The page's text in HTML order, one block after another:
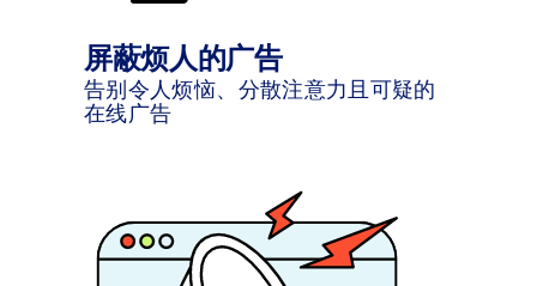
屏蔽烦人的广告
告别令人烦恼、分散注意力且可疑的
在线广告